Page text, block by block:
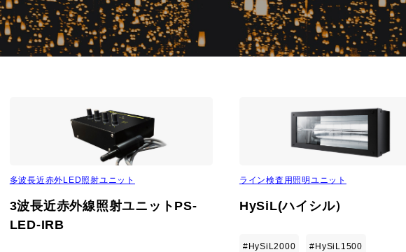
ＨＩＤランプ
メタルハライドランプ
ライトガイド
UVエアクリーナー
多波長近赤外LED照射ユニット
3波長近赤外線照射ユニットPS-
LED-IRB
ライン検査用照明ユニット
HySiL(ハイシル）
#HySiL2000 #HySiL1500